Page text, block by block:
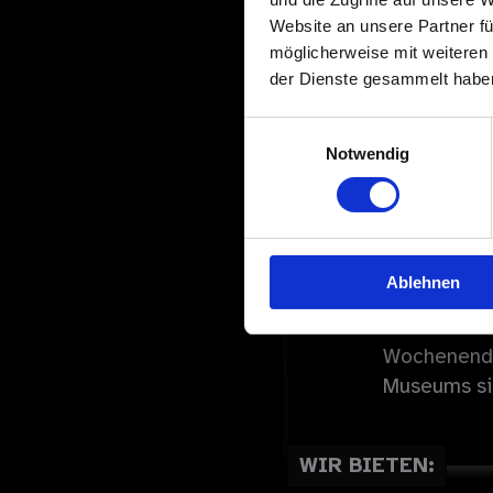
Website an unsere Partner
möglicherweise mit
der Dienste gesammelt
Notwendig
Ablehnen
IHRE
vermitteln
Kenntnisse
Museums
WIR BIETEN: